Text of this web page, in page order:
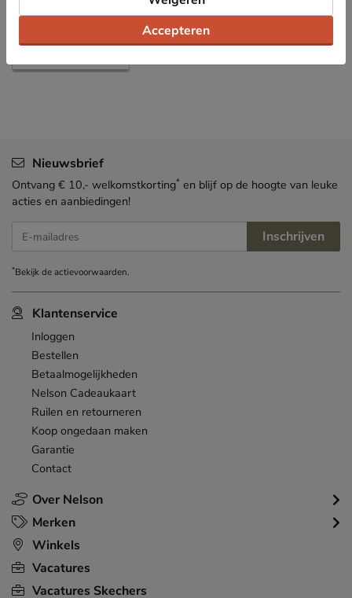
Schoenen
Over Nelson
Klantenservice
Inloggen
Bestellen
Betaalmogelijkheden
Nelson Cadeaukaart
Ruilen en retourneren
Koop ongedaan maken
Garantie
Contact
Merken
Winkels
Vacatures
Vacatures Skechers
Nieuwsbrief
Ontvang € 10,- welkomstkorting* en blijf op de hoogte van leuke
acties en aanbiedingen!
E-mailadres Inschrijven
*Bekijk deactievoorwaarden.
Accepteren